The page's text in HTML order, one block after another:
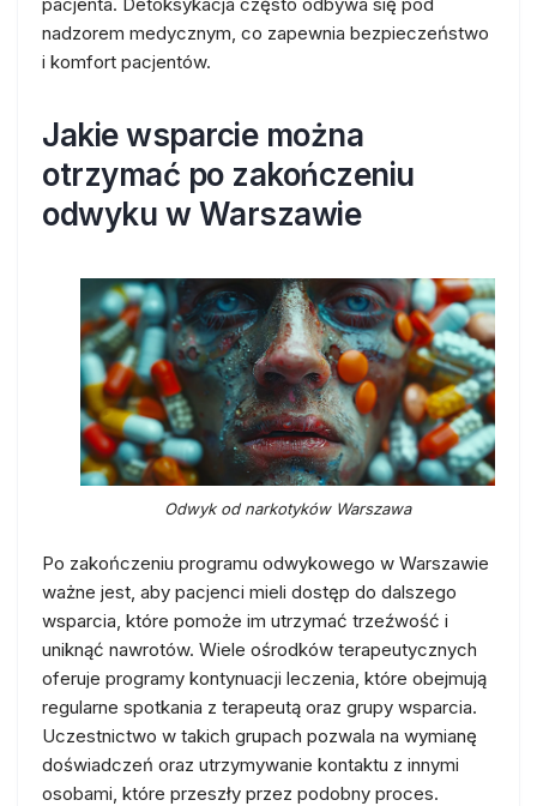
nadzorem medycznym, co zapewnia bezpieczeństwo
i komfort pacjentów.
Jakie wsparcie można
otrzymać po zakończeniu
odwyku w Warszawie
Odwyk od narkotyków Warszawa
Po zakończeniu programu odwykowego w Warszawie
ważne jest, aby pacjenci mieli dostęp do dalszego
wsparcia, które pomoże im utrzymać trzeźwość i
uniknąć nawrotów. Wiele ośrodków terapeutycznych
oferuje programy kontynuacji leczenia, które obejmują
regularne spotkania z terapeutą oraz grupy wsparcia.
Uczestnictwo w takich grupach pozwala na wymianę
doświadczeń oraz utrzymywanie kontaktu z innymi
osobami, które przeszły przez podobny proces.